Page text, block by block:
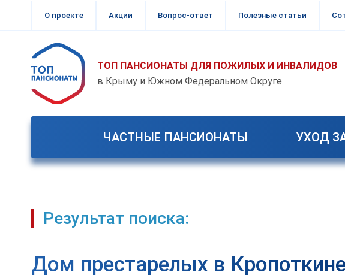
О проекте Акции Вопрос-ответ Полезные статьи
ТОП ПАНСИОНАТЫ ДЛЯ ПОЖИЛЫХ И ИНВАЛИДОВ
в Крыму и Южном Федеральном Округе
ЧАСТНЫЕ ПАНСИОНАТЫ УХОД
Результат поиска:
Дом престарелых в